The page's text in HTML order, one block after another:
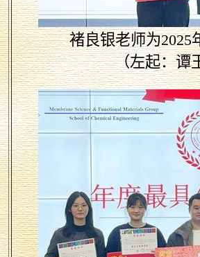
褚良银老师为2025
（左起：谭